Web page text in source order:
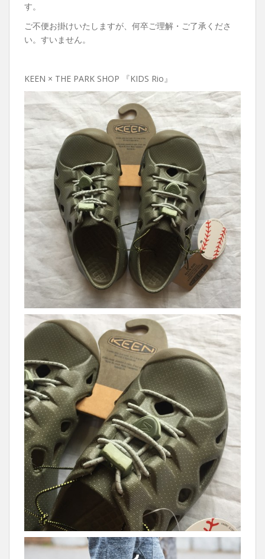
す。
ご不便お掛けいたしますが、何卒ご理解・ご了承くださ
い。すいません。
KEEN × THE PARK SHOP 『KIDS Rio』